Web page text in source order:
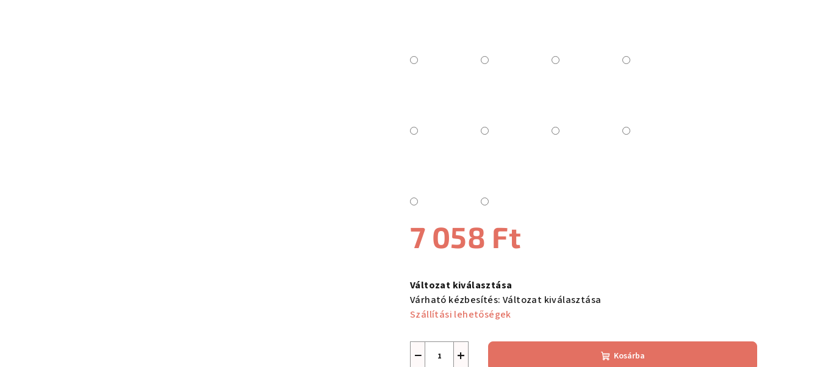
7 058 Ft
Változat kiválasztása
Várható kézbesítés: Változat kiválasztása
Szállítási lehetőségek
+
− Kosárba